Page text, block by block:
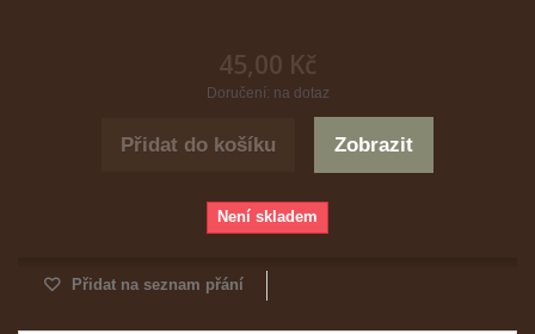
45,00 Kč
Doručení: na dotaz
Přidat do košíku Zobrazit
Není skladem
Přidat na seznam přání